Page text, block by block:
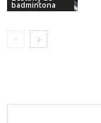
badmintona